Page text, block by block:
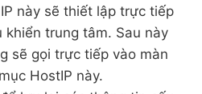
này sẽ thiết lập trực tiếp
trung tâm. Sau này
sẽ gọi trực tiếp vào màn
HostIP này.